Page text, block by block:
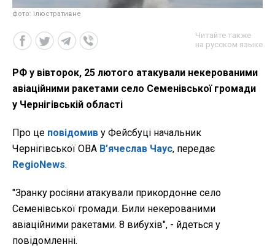
фото: ілюстративне
Читайте также
на русском языке
РФ у вівторок, 25 лютого атакували некерованими
авіаційними ракетами село Семенівської громади
у Чернігівській області
Про це повідомив у Фейсбуці начальник
Чернігівської ОВА В’ячеслав Чаус, передає
RegioNews.
"Зранку росіяни атакували прикордонне село
Семенівської громади. Били некерованими
авіаційними ракетами. 8 вибухів", - йдеться у
повідомленні.